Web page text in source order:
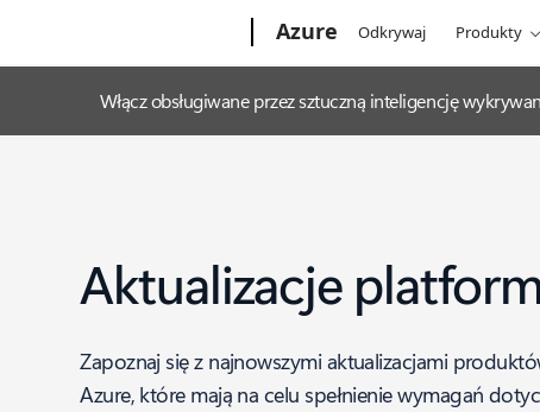
Azure Odkrywaj Produkty
Włącz obsługiwane przez sztuczną inteligencję
Aktualizacje
Zapoznaj się z najnowszymi aktualizacjami
Azure, które mają na celu spełnienie wymagań